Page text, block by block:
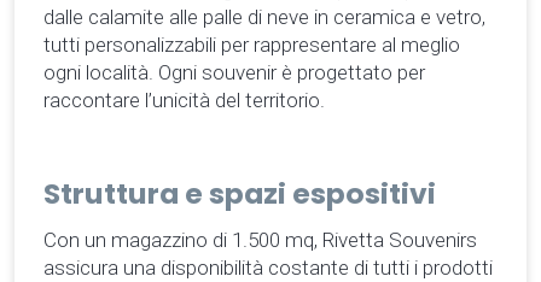
dalle calamite alle palle di neve in ceramica e vetro,
tutti personalizzabili per rappresentare al meglio
ogni località. Ogni souvenir è progettato per
raccontare l’unicità del territorio.
Struttura e spazi espositivi
Con un magazzino di 1.500 mq, Rivetta Souvenirs
assicura una disponibilità costante di tutti i prodotti